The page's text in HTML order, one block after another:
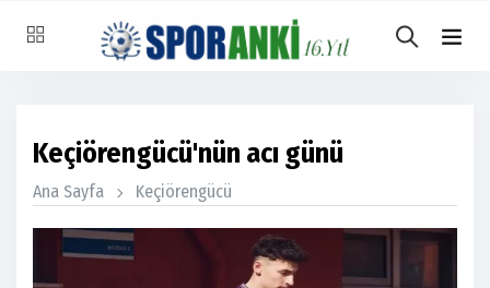
Keçiörengücü'nün acı günü
Ana Sayfa Keçiörengücü